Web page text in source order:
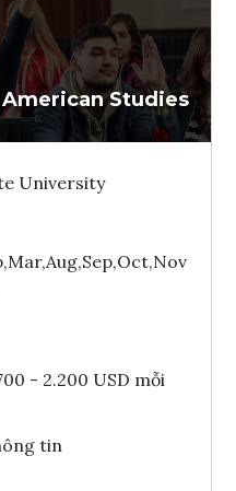
Ghi danh
Tham vấn Interlink
Studies
University
- 2.200 USD mỗi
tin